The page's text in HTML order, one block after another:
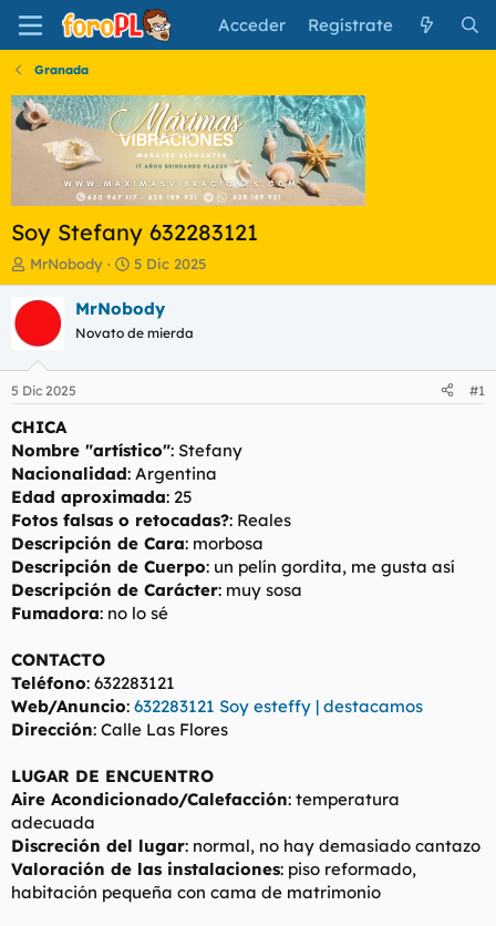
Acceder Regístrate
Granada
Soy Stefany 632283121
I
n
i
i
a
d
o
r
e
l
t
e
m
a
MrNobody
F
e
c
a
i
i
c
i
o
5 Dic 2025
MrNobody
Novato de mierda
5 Dic 2025 #1
CHICA
Nombre "artístico": Stefany
Nacionalidad: Argentina
Edad aproximada: 25
Fotos falsas o retocadas?: Reales
Descripción de Cara: morbosa
Descripción de Cuerpo: un pelín gordita, me gusta así
Descripción de Carácter: muy sosa
Fumadora: no lo sé
CONTACTO
Teléfono: 632283121
Web/Anuncio: 632283121 Soy esteffy | destacamos
Dirección: Calle Las Flores
LUGAR DE ENCUENTRO
Aire Acondicionado/Calefacción: temperatura
adecuada
Discreción del lugar: normal, no hay demasiado cantazo
Valoración de las instalaciones: piso reformado,
habitación pequeña con cama de matrimonio